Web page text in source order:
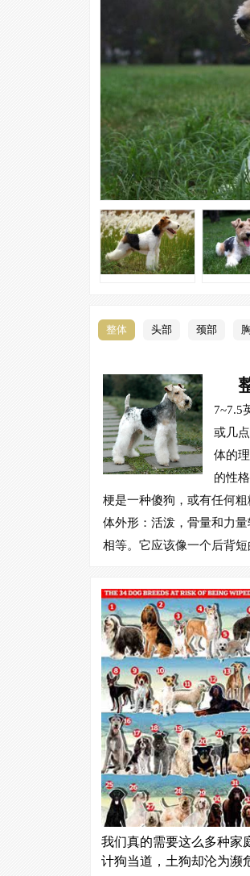
整体 头部 颈部
7~7.5
或几
体的
的性
梗是一种傻狗，或有任何
体外形：活泼，骨量和力
相等。它应该像一个后背短
我们真的需要这么多种家
计狗当道，土狗却沦为濒